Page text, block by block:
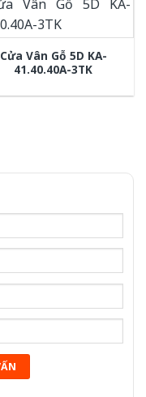
Cửa Vân Gỗ 5D KA-
41.40.40A-3TK